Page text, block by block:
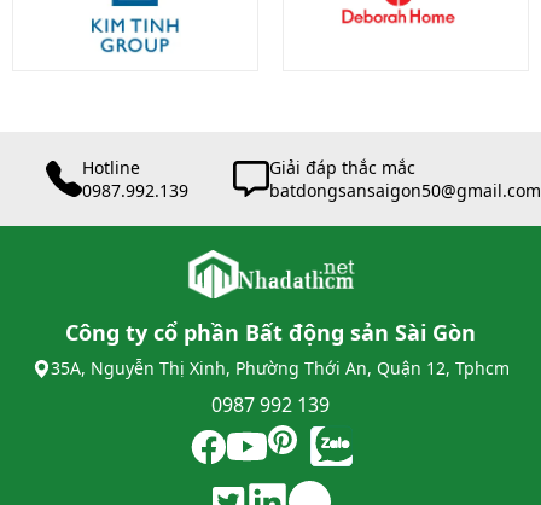
Hotline
0987.992.139
Giải đáp thắc mắc
batdongsansaigon50@gmail.com
Công ty cổ phần Bất động sản Sài Gòn
35A, Nguyễn Thị Xinh, Phường Thới An, Quận 12, Tphcm
0987 992 139